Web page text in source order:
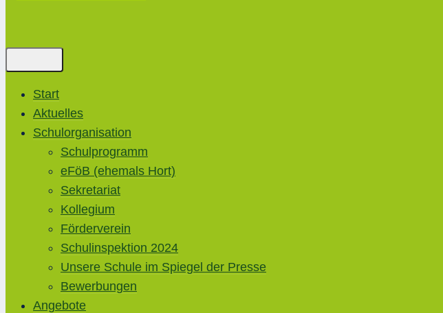
Start
Aktuelles
Schulorganisation
Schulprogramm
eFöB (ehemals Hort)
Sekretariat
Kollegium
Förderverein
Schulinspektion 2024
Unsere Schule im Spiegel der Presse
Bewerbungen
Angebote